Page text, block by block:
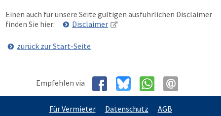
Einen auch für unsere Seite gültigen ausführlichen Disclaimer
finden Sie hier:
Disclaimer
zurück zur Start-Seite
Empfehlen via
Für Vermieter Datenschutz AGB